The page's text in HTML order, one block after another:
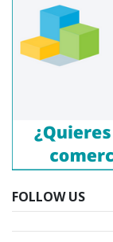
FOLLOW US